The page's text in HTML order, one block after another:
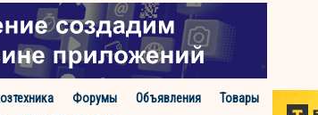
Форумы Объявления
Товары